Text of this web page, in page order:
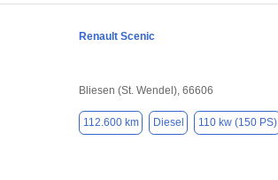
Renault Scenic
Bliesen (St. Wendel), 66606
112.600 km Diesel 110 kw (150 PS)